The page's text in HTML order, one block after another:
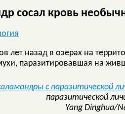
сосал кровь
лет назад в озерах на
паразитировавшая на
паразитической
Yang Dinghua/